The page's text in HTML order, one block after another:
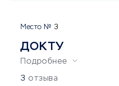
3
ДОКТУ
Подробнее
3 отзыва